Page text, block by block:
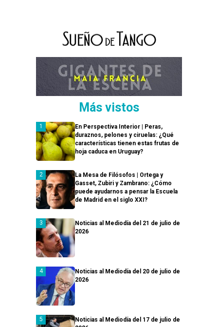
Más vistos
En Perspectiva Interior | Peras,
duraznos, pelones y ciruelas: ¿Qué
características tienen estas frutas de
hoja caduca en Uruguay?
La Mesa de Filósofos | Ortega y
Gasset, Zubiri y Zambrano: ¿Cómo
puede ayudarnos a pensar la Escuela
de Madrid en el siglo XXI?
Noticias al Mediodía del 21 de julio de
2026
Noticias al Mediodía del 20 de julio de
2026
Noticias al Mediodía del 17 de julio de